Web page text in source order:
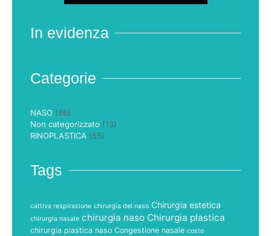
In evidenza
Categorie
NASO (66)
Non categorizzato (13)
RINOPLASTICA (55)
Tags
cattiva respirazione chirurgia del naso Chirurgia estetica
chirurgia nasale chirurgia naso Chirurgia plastica
chirurgia plastica naso Congestione nasale costo